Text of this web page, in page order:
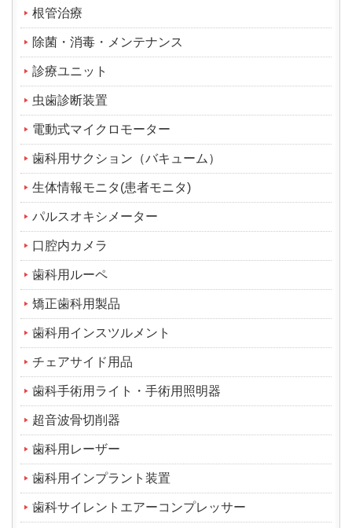
根管治療
除菌・消毒・メンテナンス
診療ユニット
虫歯診断装置
電動式マイクロモーター
歯科用サクション（バキューム）
生体情報モニタ(患者モニタ)
パルスオキシメーター
口腔内カメラ
歯科用ルーペ
矯正歯科用製品
歯科用インスツルメント
チェアサイド用品
歯科手術用ライト・手術用照明器
超音波骨切削器
歯科用レーザー
歯科用インプラント装置
歯科サイレントエアーコンプレッサー